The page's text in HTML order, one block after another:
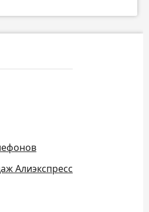
Алиэкспресс